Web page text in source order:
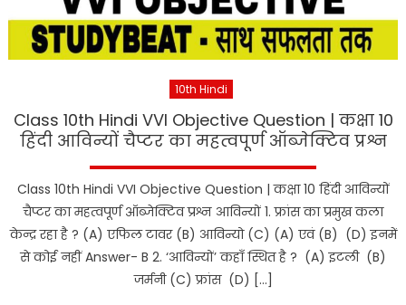
10th Hindi
Class 10th Hindi VVI Objective Question | कक्षा 10
हिंदी आविन्यों चैप्टर का महत्वपूर्ण ऑब्जेक्टिव प्रश्न
Class 10th Hindi VVI Objective Question | कक्षा 10 हिंदी आविन्यों
चैप्टर का महत्वपूर्ण ऑब्जेक्टिव प्रश्न आविन्यों 1. फ्रांस का प्रमुख कला
केन्द्र रहा है ? (A) एफिल टावर (B) आविन्यो (C) (A) एवं (B) (D) इनमें
से कोई नहीं Answer- B 2. ‘आविन्यों’ कहाँ स्थित है ? (A) इटली (B)
जर्मनी (C) फ्रांस (D) […]